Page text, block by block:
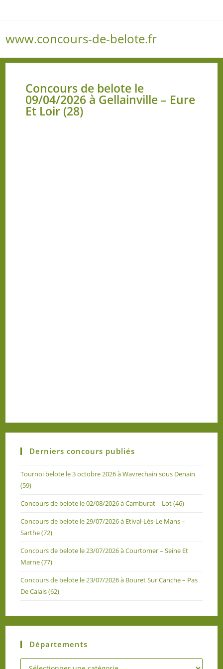
www.concours-de-belote.fr
Concours de belote le
09/04/2026 à Gellainville – Eure
Et Loir (28)
Derniers concours publiés
Tournoi belote le 3 octobre 2026 à Wavrechain sous Denain
(59)
Concours de belote le 02/08/2026 à Camburat – Lot (46)
Concours de belote le 29/07/2026 à Etival-Lès-Le Mans –
Sarthe (72)
Concours de belote le 23/07/2026 à Courtomer – Seine Et
Marne (77)
Concours de belote le 23/07/2026 à Bouret Sur Canche – Pas
De Calais (62)
Départements